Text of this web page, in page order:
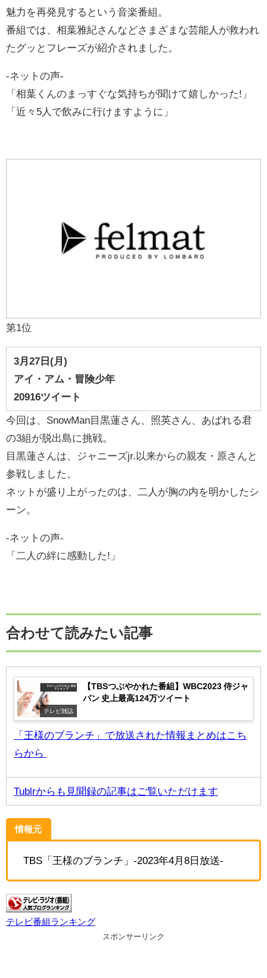
魅力を再発見するという音楽番組。
番組では、相葉雅紀さんなどさまざまな芸能人が救われ
たグッとフレーズが紹介されました。
-ネットの声-
「相葉くんのまっすぐな気持ちが聞けて嬉しかった!」
「近々5人で飲みに行けますように」
第1位
3 月27 日(月)
アイ・アム・冒険少年
20916ツイート
今回は、SnowMan目黒蓮さん、照英さん、あばれる君
の3組が脱出島に挑戦。
目黒蓮さんは、ジャニーズjr.以来からの親友・原さんと
参戦しました。
ネットが盛り上がったのは、二人が胸の内を明かしたシ
ーン。
-ネットの声-
「二人の絆に感動した!」
合わせて読みたい記事
テレビ雑誌
【TBSつぶやかれた番組】WBC2023 侍ジャ
パン 史上最高124万ツイート
「王様のブランチ」で放送された情報まとめはこち
らから
Tublrからも見聞録の記事はご覧いただけます
情報元
TBS「王様のブランチ」-2023年4月8日放送-
テレビ番組ランキング
スポンサーリンク